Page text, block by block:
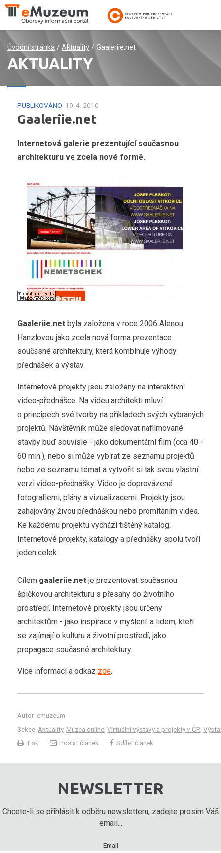
Úvodní stránka / Aktuality / Gaaleriie.net
AKTUALITY
PUBLIKOVÁNO: 19. 4. 2010
Gaaleriie.net
Internetová galerie prezentující současnou
architekturu ve zcela nové formě.
Gaaleriie.net byla založena v roce 2006 Alenou
Hanzlovou jako zcela nová forma prezentace
současné architektury, která kombinuje výhody
přednášek a výstav.
Internetové projekty jsou založeny na interaktivní
video-přednášce. Na videu architekti mluví
o principech své tvorby na příkladech svých vybraných
projektů. Návštěvník může sledovat nafilmované
stavby buď souvisle - jako dokumentární film (cca 40 -
60 min.), nebo si může vybírat ze seznamu projektů
nebo ze seznamu témat a vytvořit si tak svou vlastní
verzi video-přednášky. Video je doprovázené
fotografiemi, plány a vizualizacemi. Projekty jsou
zahajovány živou přednáškou nebo promítáním videa.
Ke každému projektu vychází tištěný katalog.
Internetové projekty, katalogy a přednášky spolu tvoří
jeden celek.
Cílem gaaleriie.net je prezentovat současnou
špičkovou architekturu s přesahy do životního
prostředí. Internetové projekty jsou určeny
architektům - jako inspirace v myšlení, a lidem, kteří
se zajímají o kulturu a životní prostředí, jako
propagace současné architektury.
Více informací a odkaz zde.
Autor: emuzeum
Sekce: Aktuality, Muzea online Virtuální výstavy a projekty v ČR
Tisk
Poslat článek Sdílet článek
NEWSLETTER
Chcete-li se přihlásit k odběru newsletteru, zadejte prosím Váš
email...
Email